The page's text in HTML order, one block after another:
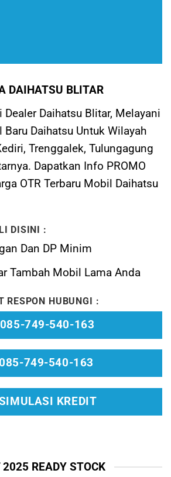
DAIHATSU BLITAR
Daihatsu Blitar, Melayani
Daihatsu Untuk Wilayah
Trenggalek, Tulungagung
Dapatkan Info PROMO
OTR Terbaru Mobil Daihatsu
DISINI :
Dan DP Minim
Tambah Mobil Lama Anda
RESPON HUBUNGI :
085-749-540-163
749-540-163
KREDIT
2025 READY STOCK